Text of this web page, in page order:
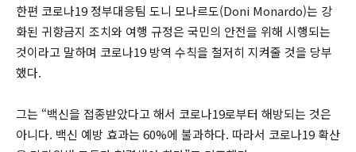
한편 코로나19 정부대응팀 도니 모나르도(Doni Monardo)는 강
화된 귀향금지 조치와 여행 규정은 국민의 안전을 위해 시행되는
것이라고 말하며 코로나19 방역 수칙을 철저히 지켜줄 것을 당부
했다.
그는 “백신을 접종받았다고 해서 코로나19로부터 해방되는 것은
아니다. 백신 예방 효과는 60%에 불과하다. 따라서 코로나19 확산